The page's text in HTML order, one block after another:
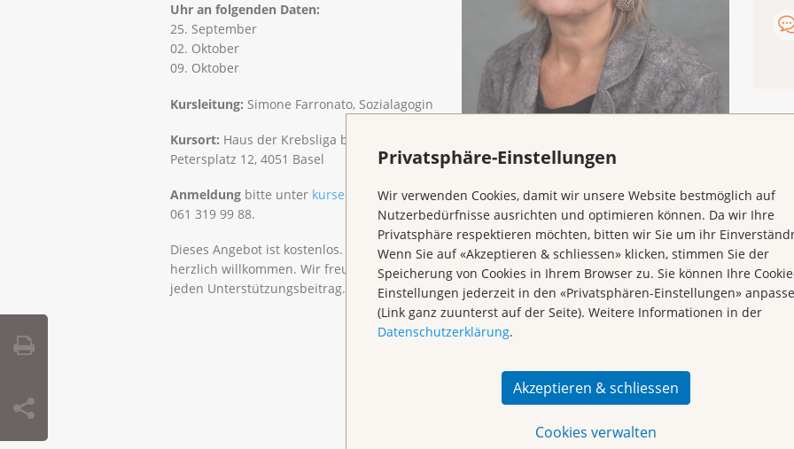
Privatsphäre-Einstellungen
Wir verwenden Cookies, damit wir unsere Website bestmöglich auf
Nutzerbedürfnisse ausrichten und optimieren können. Da wir Ihre
Privatsphäre respektieren möchten, bitten wir Sie um ihr
Wenn Sie auf «Akzeptieren & schliessen» klicken, stimmen Sie der
Speicherung von Cookies in Ihrem Browser zu. Sie können Ihre
Einstellungen jederzeit in den «Privatsphären-Einstellungen»
(Link ganz zuunterst auf der Seite). Weitere Informationen in der
Datenschutzerklärung.
Akzeptieren & schliessen
Cookies verwalten
Simone Farronato
Uhr an folgenden Daten:
25. September
02. Oktober
09. Oktober
Kursleitung: Simone Farronato, Sozialagogin
Kursort: Haus der Krebsliga beider Basel,
Petersplatz 12, 4051 Basel
Anmeldung bitte unter kurse@klbb.ch oder
061 319 99 88.
Dieses Angebot ist kostenlos. Spenden sind
herzlich willkommen. Wir freuen uns über
jeden Unterstützungsbeitrag.